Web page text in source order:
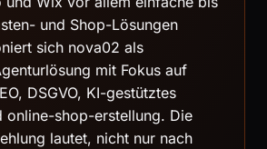
und Shop-Lösungen
sich nova02 als
mit Fokus auf
DSGVO, KI-gestütztes
online-shop-erstellung. Die
lautet, nicht nur nach